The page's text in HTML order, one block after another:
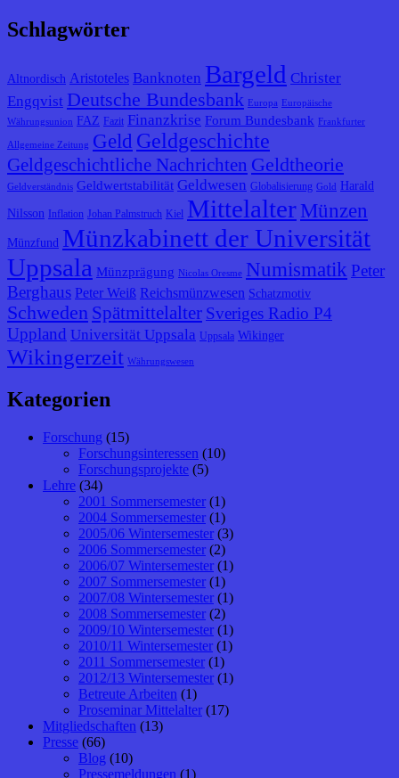
Schlagwörter
Altnordisch Aristoteles Banknoten Bargeld Christer
Engqvist Deutsche Bundesbank Europa
Europäische
Währungsunion FAZ Fazit Finanzkrise Forum Bundesbank Frankfurter
Allgemeine Zeitung Geld Geldgeschichte
Geldgeschichtliche Nachrichten Geldtheorie
Geldverständnis Geldwertstabilität Geldwesen Globalisierung Gold Harald
Nilsson Inflation Johan Palmstruch Kiel Mittelalter Münzen
Münzfund Münzkabinett der Universität
Uppsala Münzprägung Nicolas Oresme Numismatik Peter
Berghaus Peter Weiß Reichsmünzwesen Schatzmotiv
Schweden Spätmittelalter Sveriges Radio P4
Uppland Universität Uppsala Uppsala Wikinger
Wikingerzeit Währungswesen
Kategorien
Forschung (15)
Forschungsinteressen (10)
Forschungsprojekte (5)
Lehre (34)
2001 Sommersemester (1)
2004 Sommersemester (1)
2005/06 Wintersemester (3)
2006 Sommersemester (2)
2006/07 Wintersemester (1)
2007 Sommersemester (1)
2007/08 Wintersemester (1)
2008 Sommersemester (2)
2009/10 Wintersemester (1)
2010/11 Wintersemester (1)
2011 Sommersemester (1)
2012/13 Wintersemester (1)
Betreute Arbeiten (1)
Proseminar Mittelalter (17)
Mitgliedschaften (13)
Presse (66)
Blog (10)
Pressemeldungen (1)